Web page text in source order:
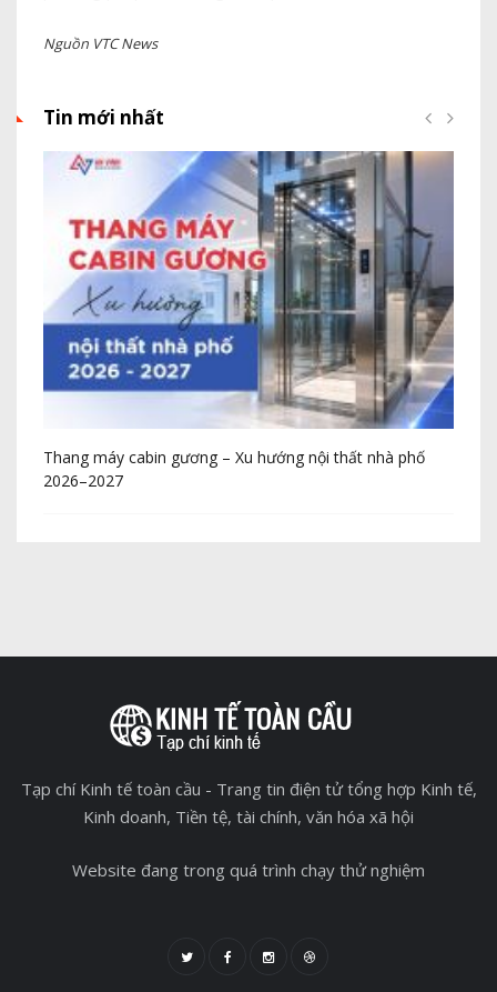
Nguồn VTC News
Tin mới nhất
Thang máy cabin gương – Xu hướng nội thất nhà phố
2026–2027
Tạp chí Kinh tế toàn cầu - Trang tin điện tử tổng hợp Kinh tế,
Kinh doanh, Tiền tệ, tài chính, văn hóa xã hội
Website đang trong quá trình chạy thử nghiệm